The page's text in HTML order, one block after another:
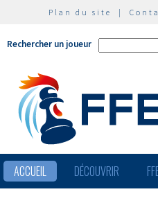
Plan du site |
Rechercher un joueur
ACCUEIL DÉCOUVRIR